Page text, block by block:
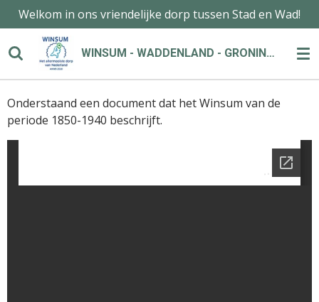
Ga
direct
naar
hoofdinhoud
WINSUM - WADDENLAND - GRONINGEN
Welkom in ons vriendelijke dorp tussen Stad en Wad!
Onderstaand een document dat het Winsum van de
periode 1850-1940 beschrijft.